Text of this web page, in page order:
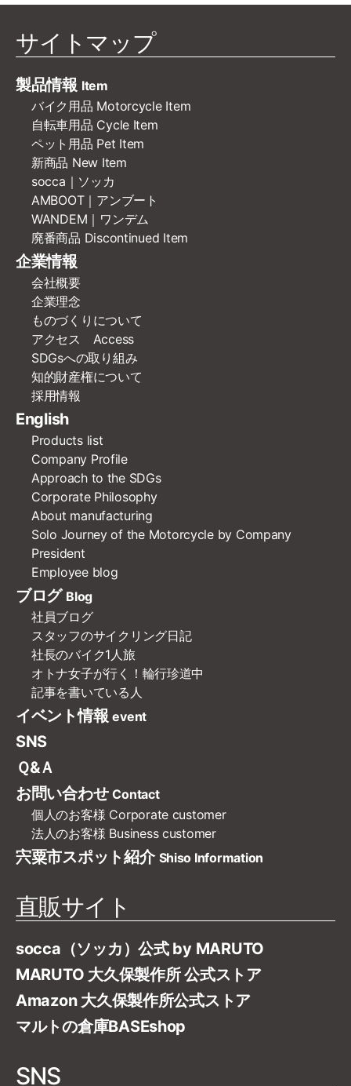
サイトマップ
製品情報 Item
バイク用品 Motorcycle Item
自転車用品 Cycle Item
ペット用品 Pet Item
新商品 New Item
socca｜ソッカ
AMBOOT｜アンブート
WANDEM｜ワンデム
廃番商品 Discontinued Item
企業情報
会社概要
企業理念
ものづくりについて
アクセス Access
SDGsへの取り組み
知的財産権について
採用情報
English
Products list
Company Profile
Approach to the SDGs
Corporate Philosophy
About manufacturing
Solo Journey of the Motorcycle by Company
President
Employee blog
ブログ Blog
社員ブログ
スタッフのサイクリング日記
社長のバイク1人旅
オトナ女子が行く！輪行珍道中
記事を書いている人
イベント情報 event
SNS
Ｑ&Ａ
お問い合わせ Contact
個人のお客様 Corporate customer
法人のお客様 Business customer
宍粟市スポット紹介 Shiso Information
直販サイト
socca（ソッカ）公式 by MARUTO
MARUTO 大久保製作所 公式ストア
Amazon 大久保製作所公式ストア
マルトの倉庫BASEshop
SNS